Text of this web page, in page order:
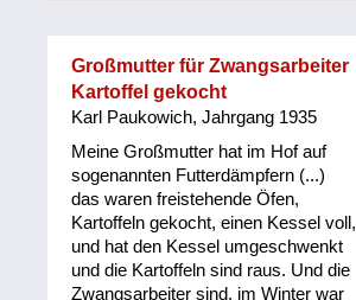
Staatsvertrag
Wohnen
sonstiges
Großmutter für Zwangsarbeiter
Kartoffel gekocht
Karl Paukowich, Jahrgang 1935
Meine Großmutter hat im Hof auf
sogenannten Futterdämpfern (...)
das waren freistehende Öfen,
Kartoffeln gekocht, einen Kessel voll,
und hat den Kessel umgeschwenkt
und die Kartoffeln sind raus. Und die
Zwangsarbeiter sind, im Winter war